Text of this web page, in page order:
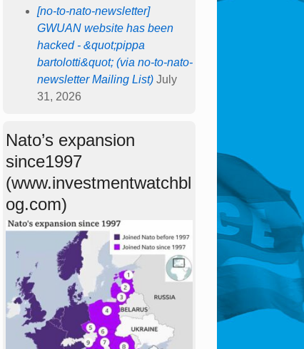
[no-to-nato-newsletter]
GWUAN website has been
hacked - &quot;pippa
bartolotti&quot; (via no-to-nato-
newsletter Mailing List) July
31, 2026
Nato’s expansion
since1997
(www.investmentwatchbl
og.com)